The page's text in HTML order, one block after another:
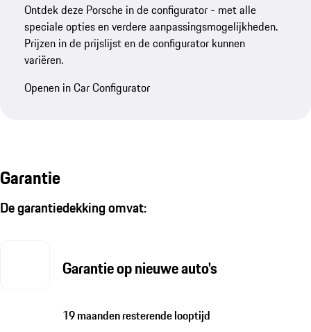
Ontdek deze Porsche in de configurator - met alle
speciale opties en verdere aanpassingsmogelijkheden.
Prijzen in de prijslijst en de configurator kunnen
variëren.
Openen in Car Configurator
Garantie
De garantiedekking omvat:
Garantie op nieuwe auto's
19 maanden resterende looptijd